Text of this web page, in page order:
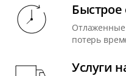
потерь
Услуги